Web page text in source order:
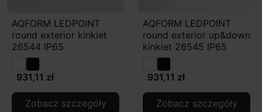
AQFORM LEDPOINT
round exterior kinkiet
26544 IP65
931,11 zł
Zobacz szczegóły
AQFORM LEDPOINT
round exterior up&down
kinkiet 26545 IP65
931,11 zł
Zobacz szczegóły